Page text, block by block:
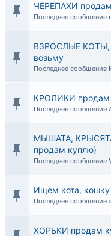
ЧЕРЕПАХИ
Последнее сообщение
ВЗРОСЛЫЕ КОТЫ,
возьму
Последнее сообщение
КРОЛИКИ продам
Последнее сообщение
МЫШАТА, КРЫСЯТА
продам куплю)
Последнее сообщение
Ищем кота,
Последнее сообщение
ХОРЬКИ продам